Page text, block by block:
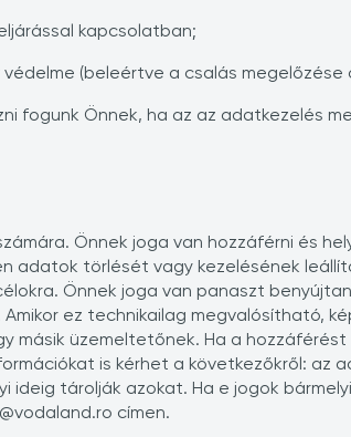
kapcsolatban;
(beleértve a csalás
fogunk Önnek, ha az az adatkezelés
Önnek joga van hozzáférni és
adatok törlését vagy kezelésének
Önnek joga van panaszt
ez technikailag megvalósítható,
másik üzemeltetőnek. Ha a
is kérhet a következőkről: az
ideig tárolják azokat. Ha e jogok
címen.